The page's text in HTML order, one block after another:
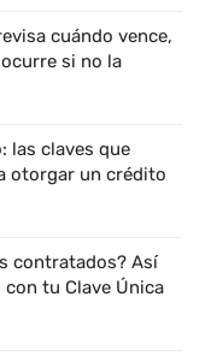
cuándo vence,
si no la
las claves que
otorgar un crédito
contratados? Así
tu Clave Única